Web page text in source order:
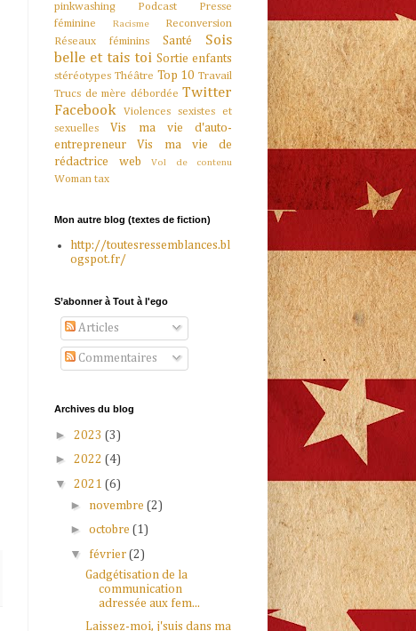
pinkwashing Podcast
Presse
féminine
Racisme
Reconversion
Réseaux féminins
Santé
Sois
belle et tais toi Sortie enfants
stéréotypes Théâtre Top 10 Travail
Trucs de mère débordée Twitter
Facebook
Violences sexistes et
sexuelles
Vis ma vie d'auto-
entrepreneur
Vis ma vie de
rédactrice web
Vol de contenu
Woman tax
Mon autre blog (textes de fiction)
http://toutesressemblances.bl
ogspot.fr/
S’abonner à Tout à l'ego
Articles
Commentaires
Archives du blog
► 2023 (3)
► 2022 (4)
▼ 2021 (6)
► novembre (2)
► octobre (1)
▼ février (2)
Gadgétisation de la
communication
adressée aux fem...
Laissez-moi, j'suis dans ma